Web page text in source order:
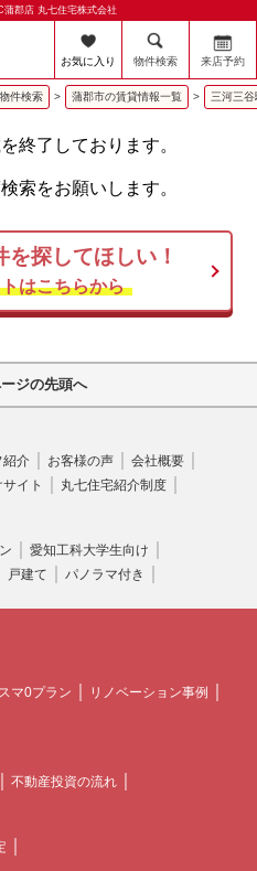
蒲郡店 丸七住宅株式会社
お気に入り 物件検索 来店予約
物件検索 > 蒲郡市の賃貸情報一覧 > 三河三
終了しております。
索をお願いします。
探してほしい！
はこちらから
ジの先頭へ
紹介 お客様の声
会社概要
イト 丸七住宅紹介制度
愛知工科大学生向け
戸建て パノラマ付き
マ0プラン
リノベーション事例
不動産投資の流れ